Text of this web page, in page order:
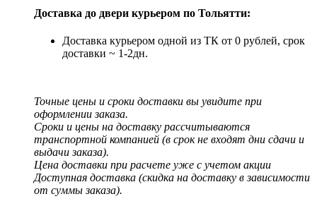
Доставка до двери курьером по Тольятти:
Доставка курьером одной из ТК от 0 рублей, срок
доставки ~ 1-2дн.
Точные цены и сроки доставки вы увидите при
оформлении заказа.
Сроки и цены на доставку рассчитываются
транспортной компанией (в срок не входят дни сдачи и
выдачи заказа).
Цена доставки при расчете уже с учетом акции
Доступная доставка (скидка на доставку в зависимости
от суммы заказа).